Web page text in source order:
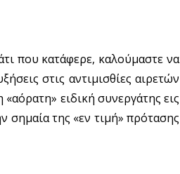
που κατάφερε, καλούμαστε να
στις αντιμισθίες αιρετών
ειδική συνεργάτης εις
σημαία της «εν τιμή» πρότασης